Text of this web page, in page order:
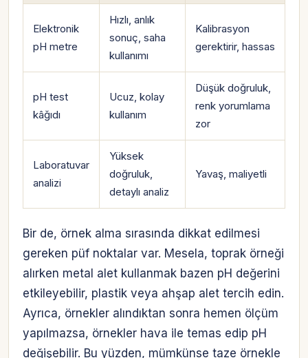
Elektronik
pH metre
Hızlı, anlık
sonuç, saha
kullanımı
Kalibrasyon
gerektirir, hassas
pH test
kâğıdı
Ucuz, kolay
kullanım
Düşük doğruluk,
renk yorumlama
zor
Laboratuvar
analizi
Yüksek
doğruluk,
detaylı analiz
Yavaş, maliyetli
Bir de, örnek alma sırasında dikkat edilmesi
gereken püf noktalar var. Mesela, toprak örneği
alırken metal alet kullanmak bazen pH değerini
etkileyebilir, plastik veya ahşap alet tercih edin.
Ayrıca, örnekler alındıktan sonra hemen ölçüm
yapılmazsa, örnekler hava ile temas edip pH
değişebilir. Bu yüzden, mümkünse taze örnekle